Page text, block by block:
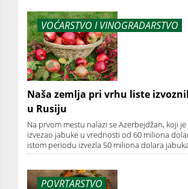
VOĆARSTVO I VINOGRADARSTVO
Naša zemlja pri vrhu liste
u Rusiju
Na prvom mestu nalazi se Azerbejdžan, koji
izvezao jabuke u vrednosti od 60 miliona
istom periodu izvezla 50 miliona dolara jabuka
POVRTARSTVO